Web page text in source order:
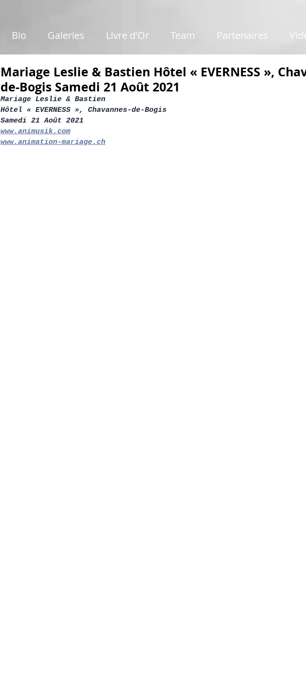
Bio Galeries Livre d'Or Team Partenaires
Mariage Leslie & Bastien Hôtel « EVERNESS »,
de-Bogis Samedi 21 Août 2021
Mariage Leslie & Bastien
Hôtel « EVERNESS », Chavannes-de-Bogis
Samedi 21 Août 2021
www.animusik.com
www.animation-mariage.ch